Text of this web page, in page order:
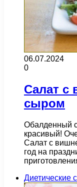
06.07.2024
0
Салат с
сыром
Обалденный
красивый!
Салат с
год на
Диетические